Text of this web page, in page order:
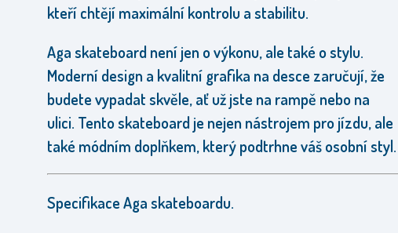
kteří chtějí maximální kontrolu a stabilitu.
Aga skateboard není jen o výkonu, ale také o stylu.
Moderní design a kvalitní grafika na desce zaručují, že
budete vypadat skvěle, ať už jste na rampě nebo na
ulici. Tento skateboard je nejen nástrojem pro jízdu, ale
také módním doplňkem, který podtrhne váš osobní styl.
Specifikace Aga skateboardu.